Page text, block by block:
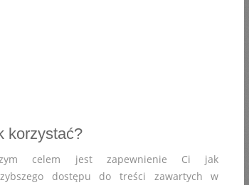
korzystać?
celem jest zapewnienie Ci jak
dostępu do treści zawartych w